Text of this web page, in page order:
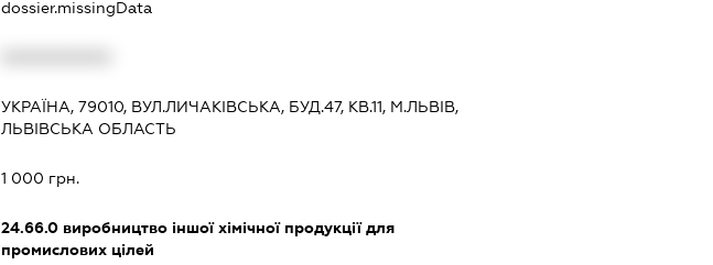
dossier.missingData
УКРАЇНА, 79010, ВУЛ.ЛИЧАКІВСЬКА, БУД.47, КВ.11, М.ЛЬВІВ,
ЛЬВІВСЬКА ОБЛАСТЬ
1 000 грн.
24.66.0 виробництво іншої хімічної продукції для
промислових цілей